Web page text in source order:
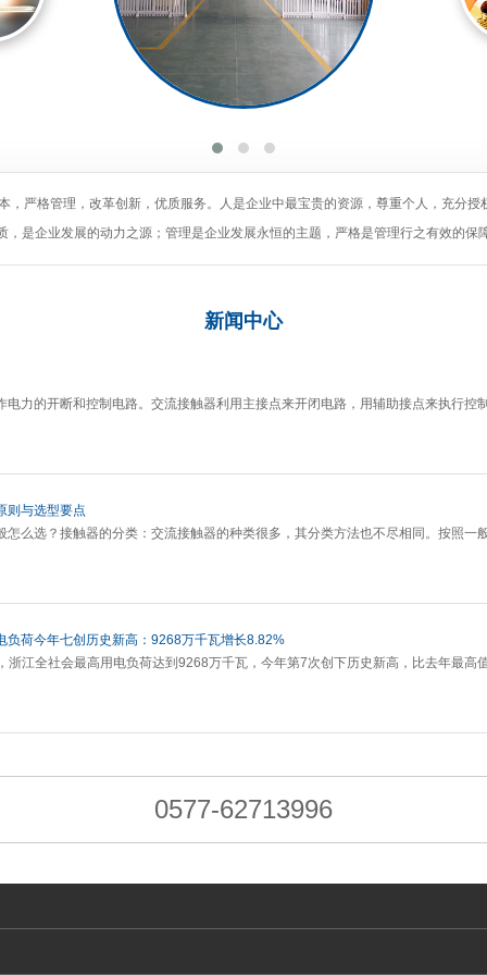
，严格管理，改革创新，优质服务。人是企业中最宝贵的资源，尊重个人，充分授
，是企业发展的动力之源；管理是企业发展永恒的主题，严格是管理行之有效的保
新闻 中心
电力的开断和控制电路。交流接触器利用主接点来开闭电路，用辅助接点来执行控
则与选型要点
怎么选？接触器的分类：交流接触器的种类很多，其分类方法也不尽相同。按照一
负荷今年七创历史新高：9268万千瓦增长8.82%
浙江全社会最高用电负荷达到9268万千瓦，今年第7次创下历史新高，比去年最高
0577-62713996